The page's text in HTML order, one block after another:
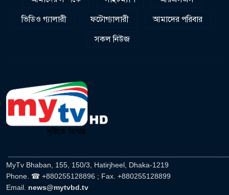
ভিডিও গ্যালারী
ফটোগ্যালারী
আমাদের পরিবার
সকল নিউজ
MyTv Bhaban, 155, 150/3, Hatirjheel, Dhaka-1219
Phone. ☎ +880255128896 ; Fax. +880255128899
Email. news@mytvbd.tv